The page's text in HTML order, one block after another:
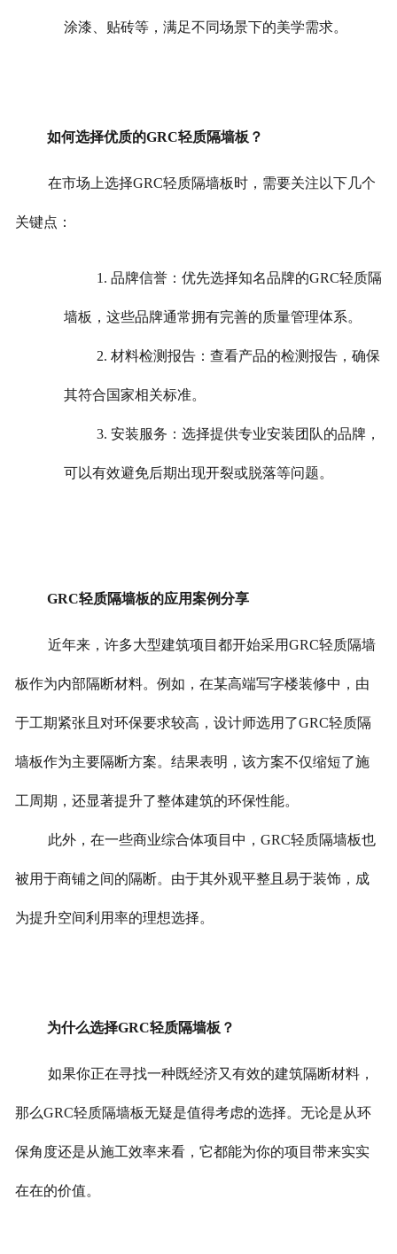
涂漆、贴砖等，满足不同场景下的美学需求。
如何选择优质的GRC轻质隔墙板？
在市场上选择GRC轻质隔墙板时，需要关注以下几个
关键点：
1. 品牌信誉：优先选择知名品牌的GRC轻质隔
墙板，这些品牌通常拥有完善的质量管理体系。
2. 材料检测报告：查看产品的检测报告，确保
其符合国家相关标准。
3. 安装服务：选择提供专业安装团队的品牌，
可以有效避免后期出现开裂或脱落等问题。
GRC轻质隔墙板的应用案例分享
近年来，许多大型建筑项目都开始采用GRC轻质隔墙
板作为内部隔断材料。例如，在某高端写字楼装修中，由
于工期紧张且对环保要求较高，设计师选用了GRC轻质隔
墙板作为主要隔断方案。结果表明，该方案不仅缩短了施
工周期，还显著提升了整体建筑的环保性能。
此外，在一些商业综合体项目中，GRC轻质隔墙板也
被用于商铺之间的隔断。由于其外观平整且易于装饰，成
为提升空间利用率的理想选择。
为什么选择GRC轻质隔墙板？
如果你正在寻找一种既经济又有效的建筑隔断材料，
那么GRC轻质隔墙板无疑是值得考虑的选择。无论是从环
保角度还是从施工效率来看，它都能为你的项目带来实实
在在的价值。